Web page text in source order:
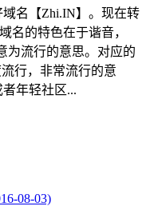
名【Zhi.IN】。现在转
的特色在于谐音，
为流行的意思。对应的
行，非常流行的意
年轻社区...
08-03)